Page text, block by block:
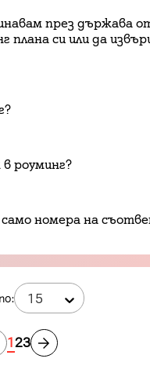
през държава
плана си или да
роуминг?
номера на
123
15